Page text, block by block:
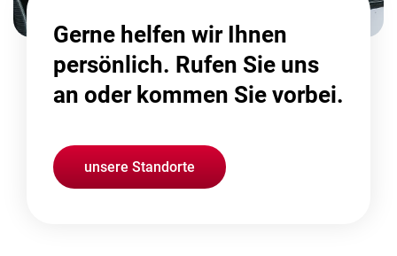
Gerne helfen wir Ihnen
persönlich. Rufen Sie uns
an oder kommen Sie vorbei.
unsere Standorte